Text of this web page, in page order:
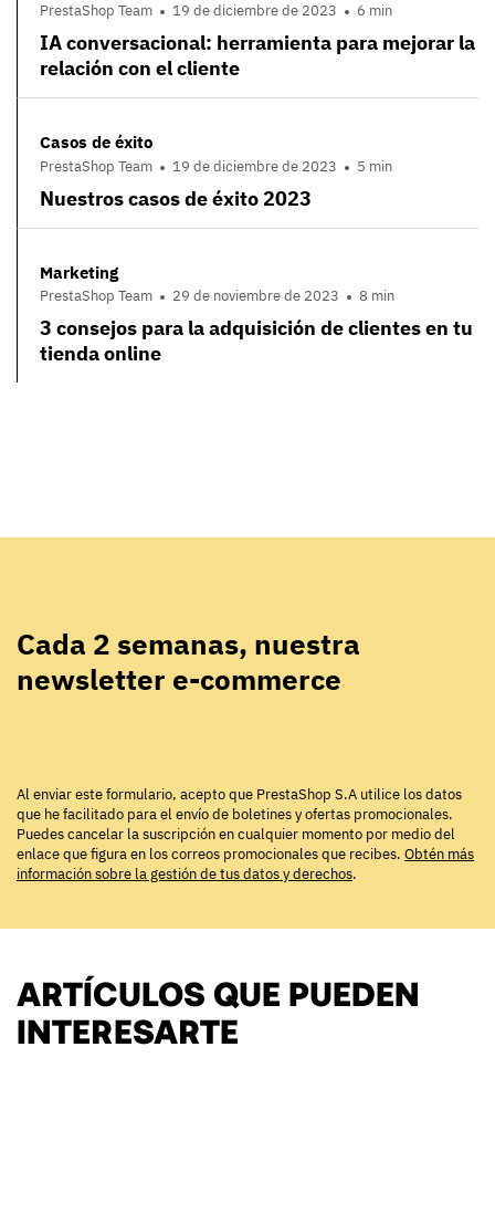
PrestaShop Team 19 de diciembre de 2023 6 min
IA conversacional: herramienta para mejorar la
relación con el cliente
Casos de éxito
PrestaShop Team 19 de diciembre de 2023 5 min
Nuestros casos de éxito 2023
Marketing
PrestaShop Team 29 de noviembre de 2023 8 min
3 consejos para la adquisición de clientes en tu
tienda online
Cada 2 semanas, nuestra
newsletter e-commerce
Al enviar este formulario, acepto que PrestaShop S.A utilice los datos
que he facilitado para el envío de boletines y ofertas promocionales.
Puedes cancelar la suscripción en cualquier momento por medio del
enlace que figura en los correos promocionales que recibes. Obtén más
información sobre la gestión de tus datos y derechos.
ARTÍCULOS QUE PUEDEN
INTERESARTE